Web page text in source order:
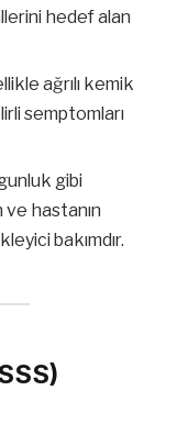
hedef alan
ağrılı kemik
semptomları
gibi
hastanın
bakımdır.